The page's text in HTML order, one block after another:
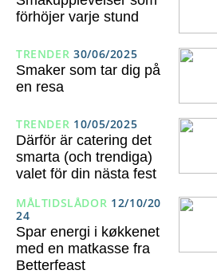
förhöjer varje stund
TRENDER 30/06/2025
Smaker som tar dig på
en resa
TRENDER 10/05/2025
Därför är catering det
smarta (och trendiga)
valet för din nästa fest
MÅLTIDSLÅDOR 12/10/20
24
Spar energi i køkkenet
med en matkasse fra
Betterfeast